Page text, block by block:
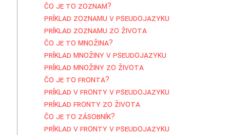
Čo je to zoznam?
Príklad zoznamu v pseudojazyku
Príklad zoznamu zo života
Čo je to množina?
Príklad množiny v pseudojazyku
Príklad množiny zo života
Čo je to fronta?
Príklad v fronty v pseudojazyku
Príklad fronty zo života
Čo je to zásobník?
Príklad v fronty v pseudojazyku